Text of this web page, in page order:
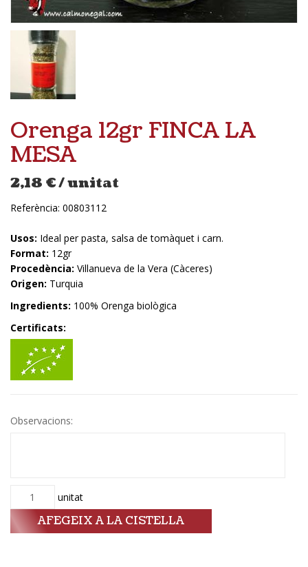
Orenga 12gr FINCA LA
MESA
2,18 €/ unitat
Referència: 00803112
Usos: Ideal per pasta, salsa de tomàquet i carn.
Format: 12gr
Procedència: Villanueva de la Vera (Càceres)
Origen: Turquia
Ingredients: 100% Orenga biològica
Certificats:
Observacions:
Quantitat unitat
AFEGEIX A LA CISTELLA